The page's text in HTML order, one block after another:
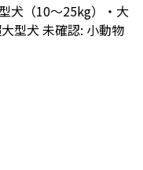
犬（10〜25kg）・大
型犬 未確認: 小動物